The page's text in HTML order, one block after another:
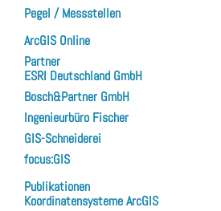
Pegel / Messstellen
ArcGIS Online
Partner
ESRI Deutschland GmbH
Bosch&Partner GmbH
Ingenieurbüro Fischer
GIS-Schneiderei
focus:GIS
Publikationen
Koordinatensysteme ArcGIS